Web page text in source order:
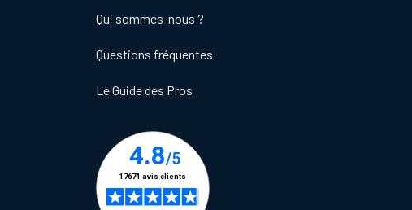
Qui sommes-nous ?
Questions fréquentes
Le Guide des Pros